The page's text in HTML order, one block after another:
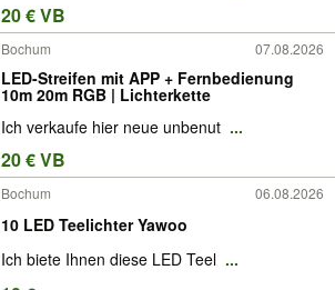
20 € VB
Bochum 07.08.2026
LED-Streifen mit APP + Fernbedienung
10m 20m RGB | Lichterkette
Ich verkaufe hier neue unbenut ...
20 € VB
Bochum 06.08.2026
10 LED Teelichter Yawoo
Ich biete Ihnen diese LED Teel ...